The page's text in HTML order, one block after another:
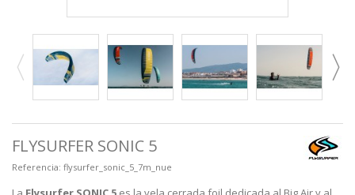
FLYSURFER SONIC 5
Referencia: flysurfer_sonic_5_7m_nue